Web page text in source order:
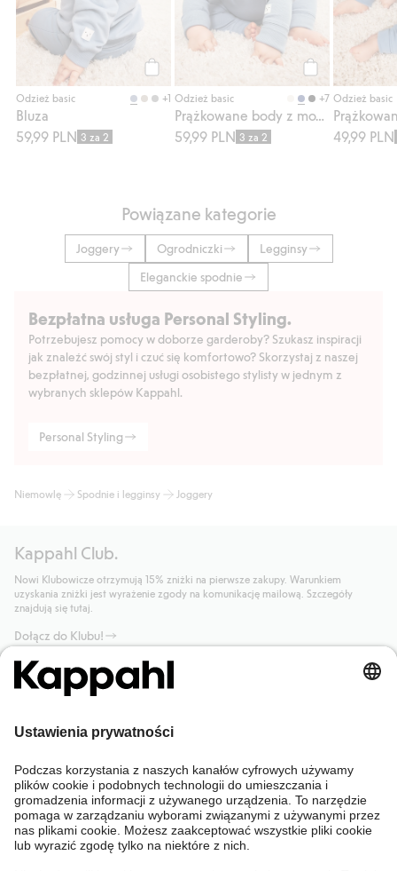
Kup
Odzież basic +1
Bluza
59,99 PLN 3 za 2
Kup
Odzież basic +7
Prążkowane body z możliwością wydłużenia
59,99 PLN 3 za 2
Odzież basic
49,99 PLN
Powiązane kategorie
Joggery Ogrodniczki
Legginsy
Eleganckie spodnie
Bezpłatna usługa Personal Styling.
Potrzebujesz pomocy w doborze garderoby? Szukasz inspiracji
jak znaleźć swój styl i czuć się komfortowo? Skorzystaj z naszej
bezpłatnej, godzinnej usługi osobistego stylisty w jednym z
wybranych sklepów Kappahl.
Personal Styling
Niemowlę Spodnie i legginsy Joggery
Kappahl Club.
Nowi Klubowicze otrzymują 15% zniżki na pierwsze zakupy. Warunkiem
uzyskania zniżki jest wyrażenie zgody na komunikację mailową. Szczegóły
znajdują się tutaj.
Dołącz do Klubu!
Potrzebujesz pomocy?
Sklep internetowy
Kappahl Club